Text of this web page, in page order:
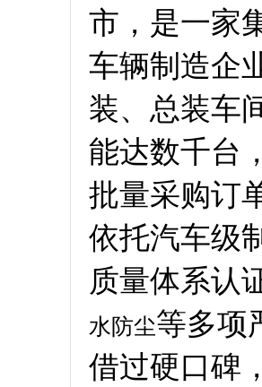
市，是一家
车辆制造企
装、总装车
能达数千台
批量采购订
依托汽车级
质量体系认
水防尘等多项
借过硬口碑